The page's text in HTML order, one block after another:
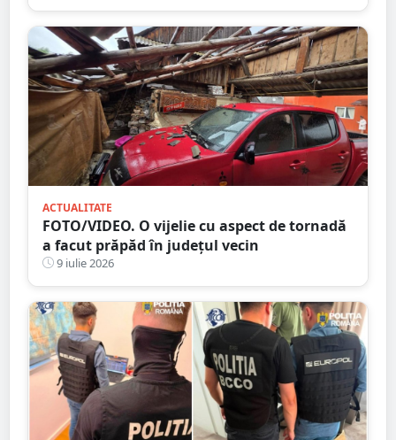
ACTUALITATE
FOTO/VIDEO. O vijelie cu aspect de tornadă
a facut prăpăd în județul vecin
9 iulie 2026